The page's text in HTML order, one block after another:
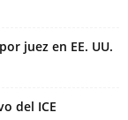
juez en EE. UU.
del ICE